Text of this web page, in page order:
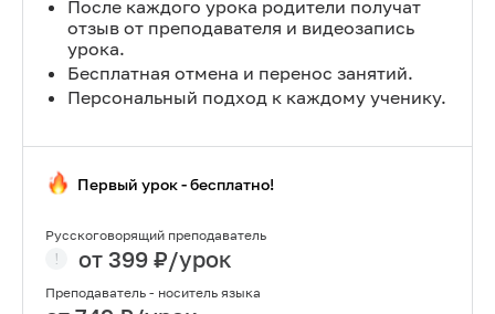
После каждого урока родители получат
отзыв от преподавателя и видеозапись
урока.
Бесплатная отмена и перенос занятий.
Персональный подход к каждому ученику.
Первый урок - бесплатно!
Русскоговорящий преподаватель
от 399 ₽/урок
Преподаватель - носитель языка